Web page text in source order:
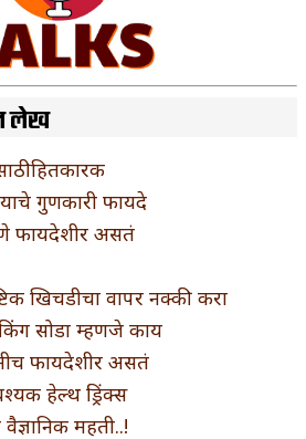
लेख
हितकारक
गुणकारी फायदे
फायदेशीर असतं
खिचडीचा वापर नक्की करा
सोडा म्हणजे काय
फायदेशीर असतं
हेल्थ ड्रिंक्स
महती..!